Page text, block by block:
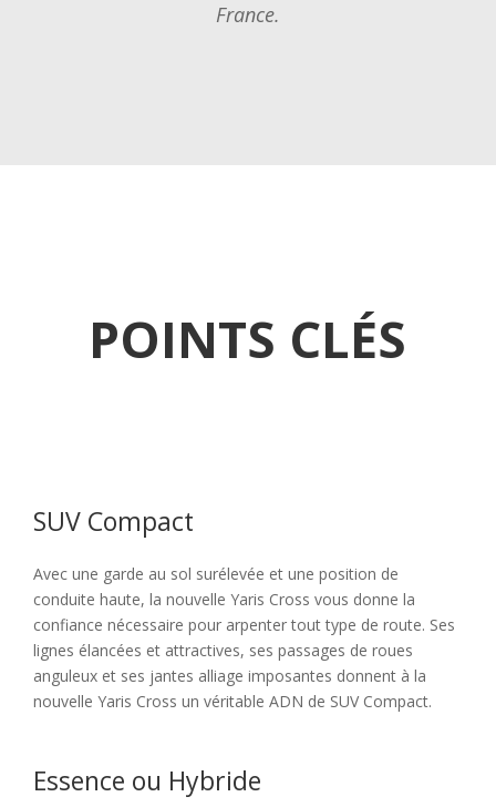
France.
POINTS CLÉS
SUV Compact
Avec une garde au sol surélevée et une position de
conduite haute, la nouvelle Yaris Cross vous donne la
confiance nécessaire pour arpenter tout type de route. Ses
lignes élancées et attractives, ses passages de roues
anguleux et ses jantes alliage imposantes donnent à la
nouvelle Yaris Cross un véritable ADN de SUV Compact.
Essence ou Hybride